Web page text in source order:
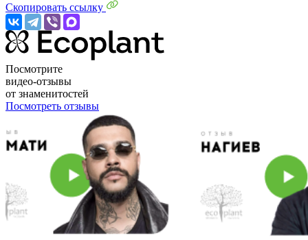
Скопировать ссылку
Посмотрите
видео-отзывы
от знаменитостей
Посмотреть отзывы